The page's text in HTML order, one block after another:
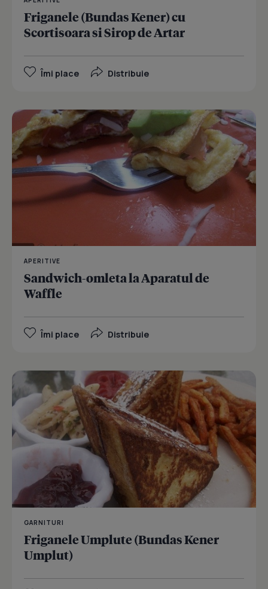
Friganele (Bundas Kener) cu
Scortisoara si Sirop de Artar
Îmi place Distribuie
APERITIVE
Sandwich-omleta la Aparatul de
Waffle
Îmi place Distribuie
GARNITURI
Friganele Umplute (Bundas Kener
Umplut)